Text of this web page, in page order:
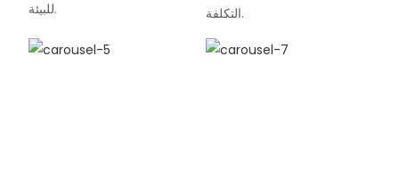
للبيئة.
التكلفة.